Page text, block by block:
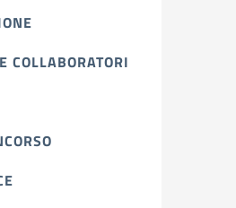
COLLABORATORI